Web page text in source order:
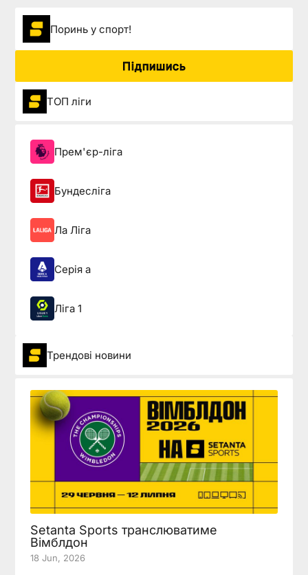
Поринь у спорт!
Підпишись
ТОП ліги
Прем'єр-ліга
Бундесліга
Ла Ліга
Серія а
Ліга 1
Трендові новини
Setanta Sports транслюватиме
Вімблдон
18 Jun, 2026